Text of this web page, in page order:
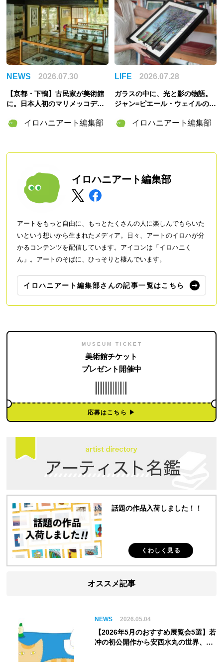
NEWS 2026.07.30
【京都・下鴨】古民家が美術館
に。日本人初のマリメッコデザ
どる「WAKISAKA KATSUJI /S
イロハニアート編集部
LIFE 2026.07.28
ガラスの中に、光と影の物語。
ジャン=ピエール・ウェイルの
イロハニアート編集部
イロハニアート編集部
アートをもっと自由に、もっとたくさんの人に楽しんでもらいた
いという想いから生まれたメディア。日々、アートのイロハが分
かるコンテンツを配信しています。アイコンは「イロハニく
ん」。アートのそばに、ひっそりと棲んでいます。
イロハニアート編集部さんの記事一覧はこちら
MUSEUM TICKET
美術館チケット
プレゼント開催中
応募はこちら ▶︎
話題の作品入荷しました！！
くわしく見る
オススメ記事
NEWS 2026.05.04
【2026年5月のおすすめ展覧会5選】若
冲の初公開作から安西水丸の世界、そ